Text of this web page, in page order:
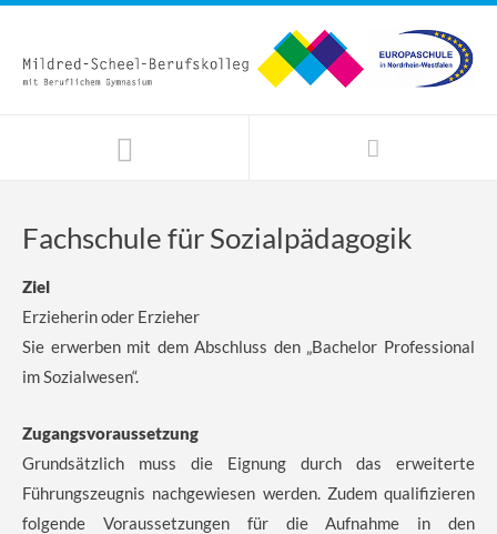
Fachschule für Sozialpädagogik
Ziel
Erzieherin oder Erzieher
Sie erwerben mit dem Abschluss den „Bachelor Professional
im Sozialwesen“.
Zugangsvoraussetzung
Grundsätzlich muss die Eignung durch das erweiterte
Führungszeugnis nachgewiesen werden. Zudem qualifizieren
folgende Voraussetzungen für die Aufnahme in den